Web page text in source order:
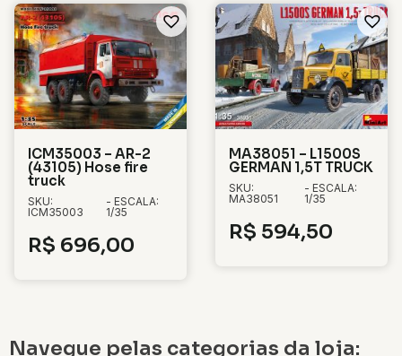
ICM35003 – AR-2
(43105) Hose fire
truck
SKU:
ICM35003
- ESCALA:
1/35
R$ 696,00
MA38051 – L1500S
GERMAN 1,5T TRUCK
SKU:
MA38051
- ESCALA:
1/35
R$ 594,50
Navegue pelas categorias da loja: